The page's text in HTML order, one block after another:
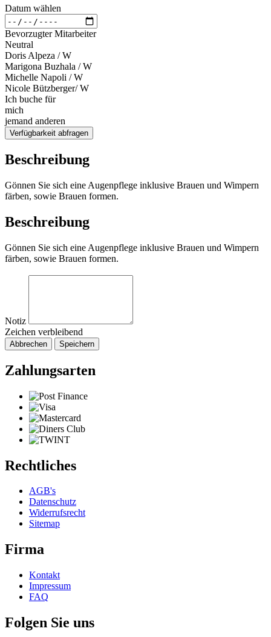
Datum wählen
Bevorzugter Mitarbeiter
Neutral
Doris Alpeza / W
Marigona Buzhala / W
Michelle Napoli / W
Nicole Bützberger/ W
Ich buche für
mich
jemand anderen
Verfügbarkeit abfragen
Beschreibung
Gönnen Sie sich eine Augenpflege inklusive Brauen und Wimpern
färben, sowie Brauen formen.
Beschreibung
Gönnen Sie sich eine Augenpflege inklusive Brauen und Wimpern
färben, sowie Brauen formen.
Notiz
Zeichen verbleibend
Abbrechen Speichern
Zahlungsarten
Rechtliches
AGB's
Datenschutz
Widerrufsrecht
Sitemap
Firma
Kontakt
Impressum
FAQ
Folgen Sie uns